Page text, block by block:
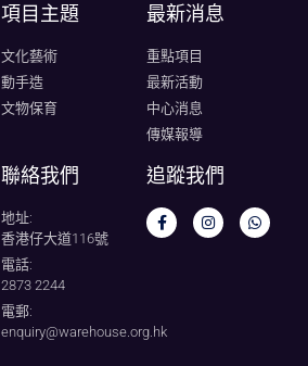
項目主題
文化藝術
動手造
文物保育
最新消息
重點項目
最新活動
中心消息
傳媒報導
聯絡我們
地址:
香港仔大道116號
電話:
2873 2244
電郵:
enquiry@warehouse.org.hk
追蹤我們